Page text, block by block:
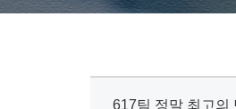
617팀 정말 최고의